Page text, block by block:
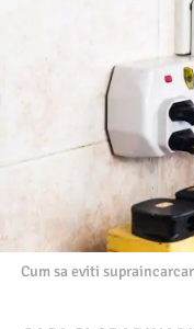
Cum sa eviti